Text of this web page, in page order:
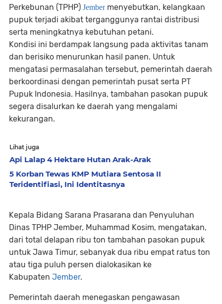
Perkebunan (TPHP) Jember menyebutkan, kelangkaan
pupuk terjadi akibat terganggunya rantai distribusi
serta meningkatnya kebutuhan petani.
Kondisi ini berdampak langsung pada aktivitas tanam
dan berisiko menurunkan hasil panen. Untuk
mengatasi permasalahan tersebut, pemerintah daerah
berkoordinasi dengan pemerintah pusat serta PT
Pupuk Indonesia. Hasilnya, tambahan pasokan pupuk
segera disalurkan ke daerah yang mengalami
kekurangan.
Lihat juga
Api Lalap 4 Hektare Hutan Arak-Arak
5 Korban Tewas KMP Mutiara Sentosa II
Teridentifiasi, Ini Identitasnya
Kepala Bidang Sarana Prasarana dan Penyuluhan
Dinas TPHP Jember, Muhammad Kosim, mengatakan,
dari total delapan ribu ton tambahan pasokan pupuk
untuk Jawa Timur, sebanyak dua ribu empat ratus ton
atau tiga puluh persen dialokasikan ke
Kabupaten Jember.
Pemerintah daerah menegaskan pengawasan